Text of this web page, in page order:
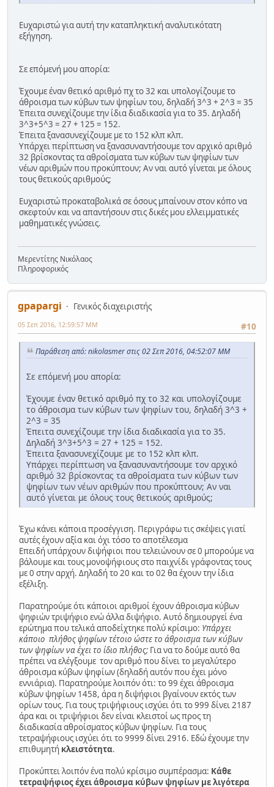
Ευχαριστώ για αυτή την καταπληκτική αναλυτικότατη
εξήγηση.
Σε επόμενή μου απορία:
Έχουμε έναν θετικό αριθμό πχ το 32 και υπολογίζουμε το
άθροισμα των κύβων των ψηφίων του, δηλαδή 3^3 + 2^3 = 35
Έπειτα συνεχίζουμε την ίδια διαδικασία για το 35. Δηλαδή
3^3+5^3 = 27 + 125 = 152.
Έπειτα ξανασυνεχίζουμε με το 152 κλπ κλπ.
Υπάρχει περίπτωση να ξανασυναντήσουμε τον αρχικό αριθμό
32 βρίσκοντας τα αθροίσματα των κύβων των ψηφίων των
νέων αριθμών που προκύπτουν; Αν ναι αυτό γίνεται με όλους
τους θετικούς αριθμούς;
Ευχαριστώ προκαταβολικά σε όσους μπαίνουν στον κόπο να
σκεφτούν και να απαντήσουν στις δικές μου ελλειμματικές
μαθηματικές γνώσεις.
Μερεντίτης Νικόλαος
Πληροφορικός
gpapargi
Γενικός διαχειριστής
#10
05 Σεπ 2016, 12:59:57 ΜΜ
Παράθεση από: nikolasmer στις 02 Σεπ 2016, 04:52:07 ΜΜ
Σε επόμενή μου απορία:
Έχουμε έναν θετικό αριθμό πχ το 32 και υπολογίζουμε
το άθροισμα των κύβων των ψηφίων του, δηλαδή 3^3 +
2^3 = 35
Έπειτα συνεχίζουμε την ίδια διαδικασία για το 35.
Δηλαδή 3^3+5^3 = 27 + 125 = 152.
Έπειτα ξανασυνεχίζουμε με το 152 κλπ κλπ.
Υπάρχει περίπτωση να ξανασυναντήσουμε τον αρχικό
αριθμό 32 βρίσκοντας τα αθροίσματα των κύβων των
ψηφίων των νέων αριθμών που προκύπτουν; Αν ναι
αυτό γίνεται με όλους τους θετικούς αριθμούς;
Έχω κάνει κάποια προσέγγιση. Περιγράφω τις σκέψεις γιατί
αυτές έχουν αξία και όχι τόσο το αποτέλεσμα
Επειδή υπάρχουν διψήφιοι που τελειώνουν σε 0 μπορούμε να
βάλουμε και τους μονοψήφιους στο παιχνίδι γράφοντας τους
με 0 στην αρχή. Δηλαδή το 20 και το 02 θα έχουν την ίδια
εξέλιξη.
Παρατηρούμε ότι κάποιοι αριθμοί έχουν άθροισμα κύβων
ψηφιών τριψήφιο ενώ άλλα διψήφιο. Αυτό δημιουργεί ένα
ερώτημα που τελικά αποδείχτηκε πολύ κρίσιμο: Υπάρχει
κάποιο πλήθος ψηφίων τέτοιο ώστε το άθροισμα των κύβων
των ψηφίων να έχει το ίδιο πλήθος; Για να το δούμε αυτό θα
πρέπει να ελέγξουμε τον αριθμό που δίνει το μεγαλύτερο
άθροισμα κύβων ψηφίων (δηλαδή αυτόν που έχει μόνο
εννιάρια). Παρατηρούμε λοιπόν ότι: το 99 έχει άθροισμα
κύβων ψηφίων 1458, άρα η διψήφιοι βγαίνουν εκτός των
ορίων τους. Για τους τριψήφιους ισχύει ότι το 999 δίνει 2187
άρα και οι τριψήφιοι δεν είναι κλειστοί ως προς τη
διαδικασία αθροίσματος κύβων ψηφίων. Για τους
τετραψήφιους ισχύει ότι το 9999 δίνει 2916. Εδώ έχουμε την
επιθυμητή κλειστότητα.
Προκύπτει λοιπόν ένα πολύ κρίσιμο συμπέρασμα: Κάθε
τετραψήφιος έχει άθροισμα κύβων ψηφίων με λιγότερα